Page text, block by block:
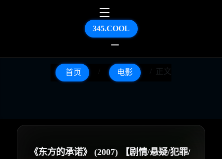
345.COOL
首页 电影 正文
《东方的承诺》 (2007) 【剧情/悬疑/犯罪/